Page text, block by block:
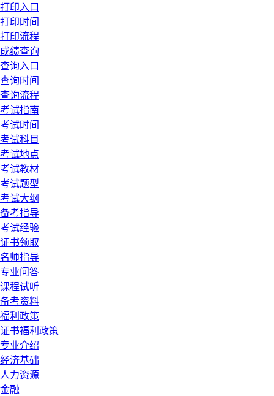
打印入口
打印时间
打印流程
成绩查询
查询入口
查询时间
查询流程
考试指南
考试时间
考试科目
考试地点
考试教材
考试题型
考试大纲
备考指导
考试经验
证书领取
名师指导
专业问答
课程试听
备考资料
福利政策
证书福利政策
专业介绍
经济基础
人力资源
金融